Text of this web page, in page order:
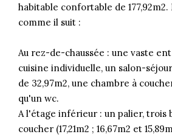
habitable confortable de 177,92m2.
comme il suit :
Au rez-de-chaussée : une vaste
cuisine individuelle, un salon-
de 32,97m2, une chambre à
qu'un wc.
A l'étage inférieur : un palier, trois
coucher (17,21m2 ; 16,67m2 et